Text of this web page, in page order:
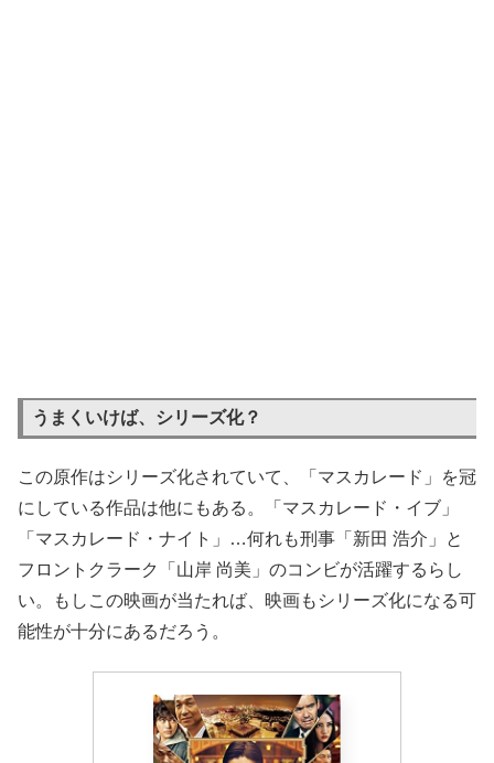
うまくいけば、シリーズ化？
この原作はシリーズ化されていて、「マスカレード」を冠
にしている作品は他にもある。「マスカレード・イブ」
「マスカレード・ナイト」…何れも刑事「新田 浩介」と
フロントクラーク「山岸 尚美」のコンビが活躍するらし
い。もしこの映画が当たれば、映画もシリーズ化になる可
能性が十分にあるだろう。